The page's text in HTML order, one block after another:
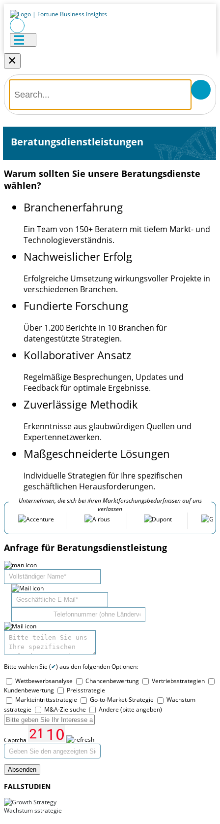
×
Beratungsdienstleistungen
Warum sollten Sie unsere Beratungsdienste
wählen?
Branchenerfahrung
Ein Team von 150+ Beratern mit tiefem Markt- und
Technologieverständnis.
Nachweislicher Erfolg
Erfolgreiche Umsetzung wirkungsvoller Projekte in
verschiedenen Branchen.
Fundierte Forschung
Über 1.200 Berichte in 10 Branchen für
datengestützte Strategien.
Kollaborativer Ansatz
Regelmäßige Besprechungen, Updates und
Feedback für optimale Ergebnisse.
Zuverlässige Methodik
Erkenntnisse aus glaubwürdigen Quellen und
Expertennetzwerken.
Maßgeschneiderte Lösungen
Individuelle Strategien für Ihre spezifischen
geschäftlichen Herausforderungen.
Unternehmen, die sich bei ihren Marktforschungsbedürfnissen auf uns
verlassen
Anfrage für Beratungsdienstleistung
Bitte wählen Sie (✔) aus den folgenden Optionen:
Wettbewerbsanalyse
Chancenbewertung
Vertriebsstrategien
Kundenbewertung
Preisstrategie
Markteintrittsstrategie
Go-to-Market-Strategie
Wachstum
sstrategie
M&A-Zielsuche Andere (bitte angeben)
Captcha
Absenden
FALLSTUDIEN
Wachstum sstrategie